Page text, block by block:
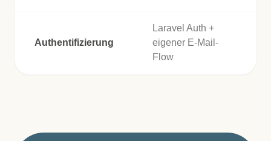
Authentifizierung
Laravel Auth +
eigener E-Mail-
Flow